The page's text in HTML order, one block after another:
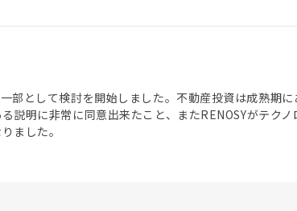
部として検討を開始しました。不動産投資は成熟期に
説明に非常に同意出来たこと、またRENOSYがテク
ました。